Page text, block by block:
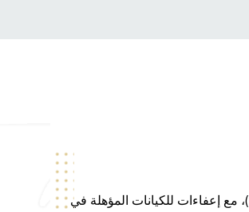
9% على الأرباح التي تتجاوز 375,000 درهم (سارية من يونيو 2023)، مع إعفاءات للكيانات المؤهلة في